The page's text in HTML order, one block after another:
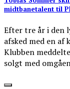
midtbanetalent til
Efter tre år i den
afsked med en
Klubben
solgt med